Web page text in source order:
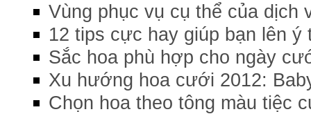
Vùng phục vụ cụ thể của dịch
12 tips cực hay giúp bạn lên
Sắc hoa phù hợp cho ngày
Xu hướng hoa cưới 2012:
Chọn hoa theo tông màu tiệc